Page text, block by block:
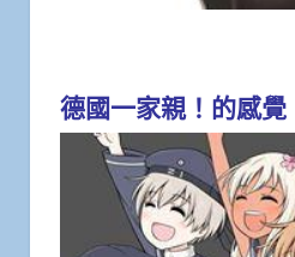
德國一家親！的感覺